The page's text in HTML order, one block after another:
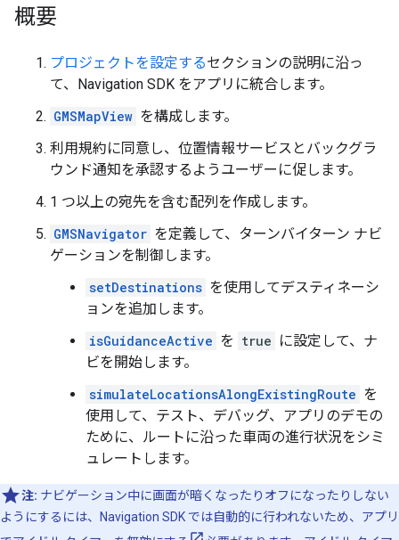
概要
プロジェクトを設定するセクションの説明に沿っ
て、Navigation SDK をアプリに統合します。
GMSMapView を構成します。
利用規約に同意し、位置情報サービスとバックグラ
ウンド通知を承認するようユーザーに促します。
1 つ以上の宛先を含む配列を作成します。
GMSNavigator を定義して、ターンバイターン ナビ
ゲーションを制御します。
setDestinations を使用してデスティネーシ
ョンを追加します。
isGuidanceActive を true に設定して、ナ
ビを開始します。
simulateLocationsAlongExistingRoute を
使用して、テスト、デバッグ、アプリのデモの
ために、ルートに沿った車両の進行状況をシミ
ュレートします。
注: ナビゲーション中に画面が暗くなったりオフになったりしない
ようにするには、Navigation SDK では自動的に行われないため、アプリ